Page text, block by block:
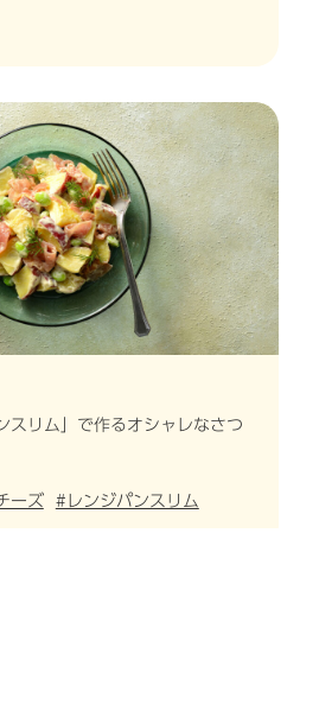
スリム」で作るオシャレなさつ
ーズ #レンジパンスリム